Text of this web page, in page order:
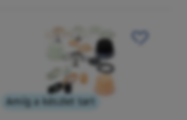
Amíg a készlet tart